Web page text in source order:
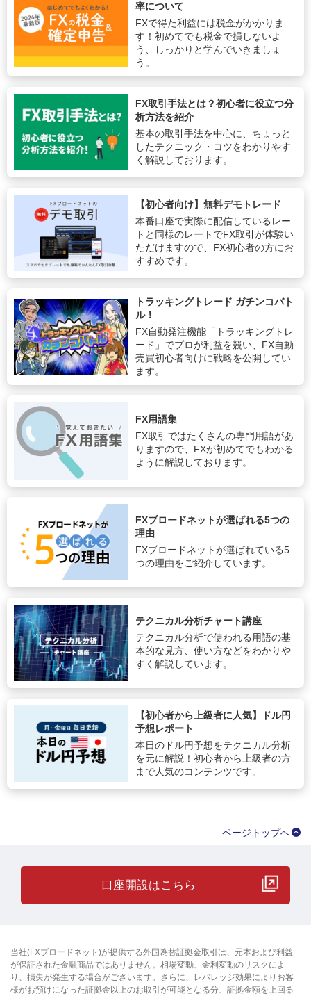
率について
FXで得た利益には税金がかかりま
す！初めてでも税金で損しないよ
う、しっかりと学んでいきましょ
う。
FX取引手法とは？初心者に役立つ分
析方法を紹介
基本の取引手法を中心に、ちょっと
したテクニック・コツをわかりやす
く解説しております。
【初心者向け】無料デモトレード
本番口座で実際に配信しているレー
トと同様のレートでFX取引が体験い
ただけますので、FX初心者の方にお
すすめです。
トラッキングトレード ガチンコバト
ル！
FX自動発注機能「トラッキングトレ
ード」でプロが利益を競い、FX自動
売買初心者向けに戦略を公開してい
ます。
FX用語集
FX取引ではたくさんの専門用語があ
りますので、FXが初めてでもわかる
ように解説しております。
FXブロードネットが選ばれる5つの
理由
FXブロードネットが選ばれている5
つの理由をご紹介しています。
テクニカル分析チャート講座
テクニカル分析で使われる用語の基
本的な見方、使い方などをわかりや
すく解説しています。
【初心者から上級者に人気】ドル円
予想レポート
本日のドル円予想をテクニカル分析
を元に解説！初心者から上級者の方
まで人気のコンテンツです。
ページトップへ
口座開設はこちら
当社(FXブロードネット)が提供する外国為替証拠金取引は、元本および利益
が保証された金融商品ではありません。相場変動、金利変動のリスクによ
り、損失が発生する場合がございます。さらに、レバレッジ効果によりお客
様がお預けになった証拠金以上のお取引が可能となる分、証拠金額を上回る